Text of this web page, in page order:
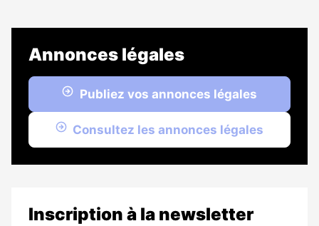
Annonces légales
Publiez vos annonces légales
Consultez les annonces légales
Inscription à la newsletter